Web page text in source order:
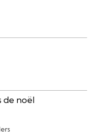
de noël